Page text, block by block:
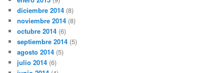
diciembre 2014 (8)
noviembre 2014 (8)
octubre 2014 (6)
septiembre 2014 (5)
agosto 2014 (5)
julio 2014 (6)